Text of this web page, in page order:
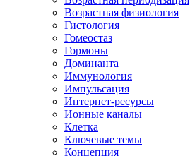
Возрастная физиология
Гистология
Гомеостаз
Гормоны
Доминанта
Иммунология
Импульсация
Интернет-ресурсы
Ионные каналы
Клетка
Ключевые темы
Концепция